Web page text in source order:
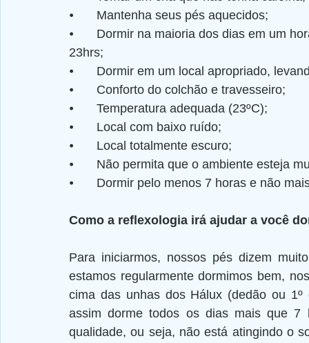
⦁	Mantenha seus pés aquecidos;
⦁	Dormir na maioria dos dias em um horário específico, preferencialmente entre 22 e as
23hrs;
⦁	Dormir em um local apropriado,
⦁	Conforto do colchão e travesseiro;
⦁	Temperatura adequada (23ºC);
⦁	Local com baixo ruído;
⦁	Local totalmente escuro;
⦁	Não permita que o ambiente esteja
⦁	Dormir pelo menos 7 horas e não
Como a reflexologia irá ajudar a você
Para iniciarmos, nossos pés dizem
estamos regularmente dormimos bem,
cima das unhas dos Hálux (dedão ou
assim dorme todos os dias mais que 7
qualidade, ou seja, não está atingindo o